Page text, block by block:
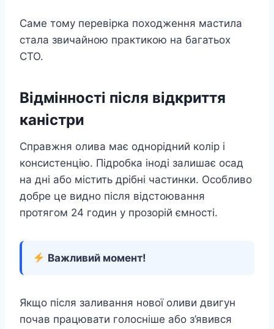
Саме тому перевірка походження мастила
стала звичайною практикою на багатьох
СТО.
Відмінності після відкриття
каністри
Справжня олива має однорідний колір і
консистенцію. Підробка іноді залишає осад
на дні або містить дрібні частинки. Особливо
добре це видно після відстоювання
протягом 24 годин у прозорій ємності.
Важливий момент!
Якщо після заливання нової оливи двигун
почав працювати голосніше або з’явився